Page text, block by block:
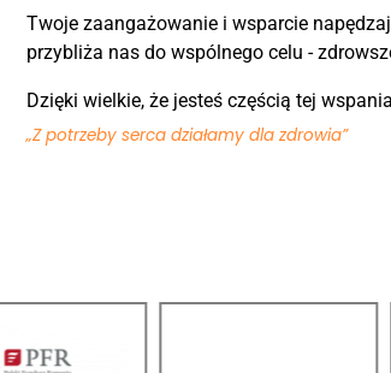
Twoje zaangażowanie i wsparcie
przybliża nas do wspólnego celu -
Dzięki wielkie, że jesteś częścią tej
„Z potrzeby serca działamy dla zdrowia”